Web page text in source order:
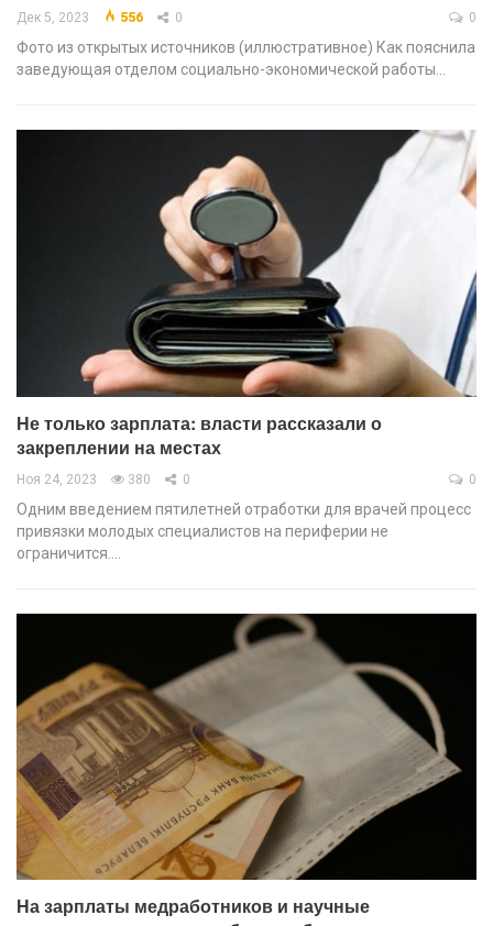
Дек 5, 2023 556 0 0
Фото из открытых источников (иллюстративное) Как пояснила
заведующая отделом социально-экономической работы…
Не только зарплата: власти рассказали о
закреплении на местах
Ноя 24, 2023 380 0 0
Одним введением пятилетней отработки для врачей процесс
привязки молодых специалистов на периферии не
ограничится.…
На зарплаты медработников и научные